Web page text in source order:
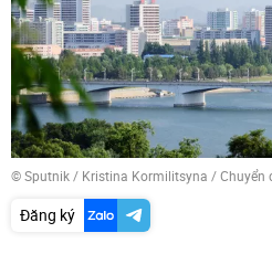
© Sputnik / Kristina Kormilitsyna /Chuyển
Đăng ký